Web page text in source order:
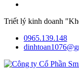
Triết lý kinh doanh
0965.139.148